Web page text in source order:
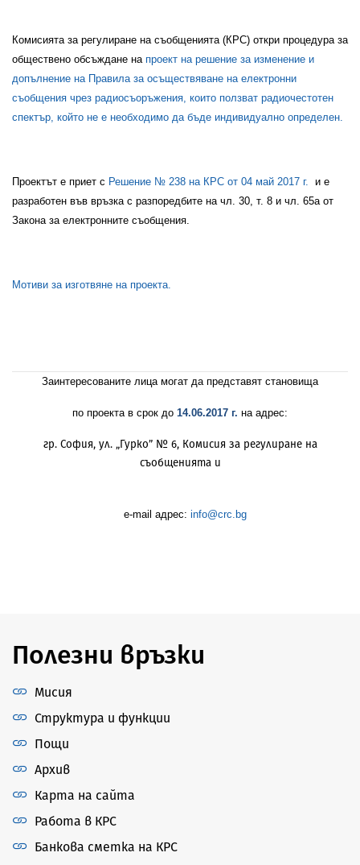
Комисията за регулиране на съобщенията (КРС) откри процедура за
обществено обсъждане на проект на решение за изменение и
допълнение на Правила за осъществяване на електронни
съобщения чрез радиосъоръжения, които ползват радиочестотен
спектър, който не е необходимо да бъде индивидуално определен.
Проектът е приет с Решение № 238 на КРС от 04 май 2017 г.
и е
разработен във връзка с разпоредбите на чл. 30, т. 8 и чл. 65а от
Закона за електронните съобщения
Мотиви за изготвяне на проекта.
Заинтересованите лица могат да представят становища
по проекта в срок до 14.06.2017 г. на адрес:
гр. София, ул. „Гурко” № 6, Комисия за регулиране на
съобщенията и
e-mail адрес: info@crc.bg
Полезни връзки
Мисия
Структура и функции
Пощи
Архив
Карта на сайта
Работа в КРС
Банкова сметка на КРС